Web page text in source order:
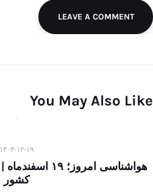
LEAVE A COMMENT
You May Also Like
۱۴۰۳-۱۲-۱۹
کشور